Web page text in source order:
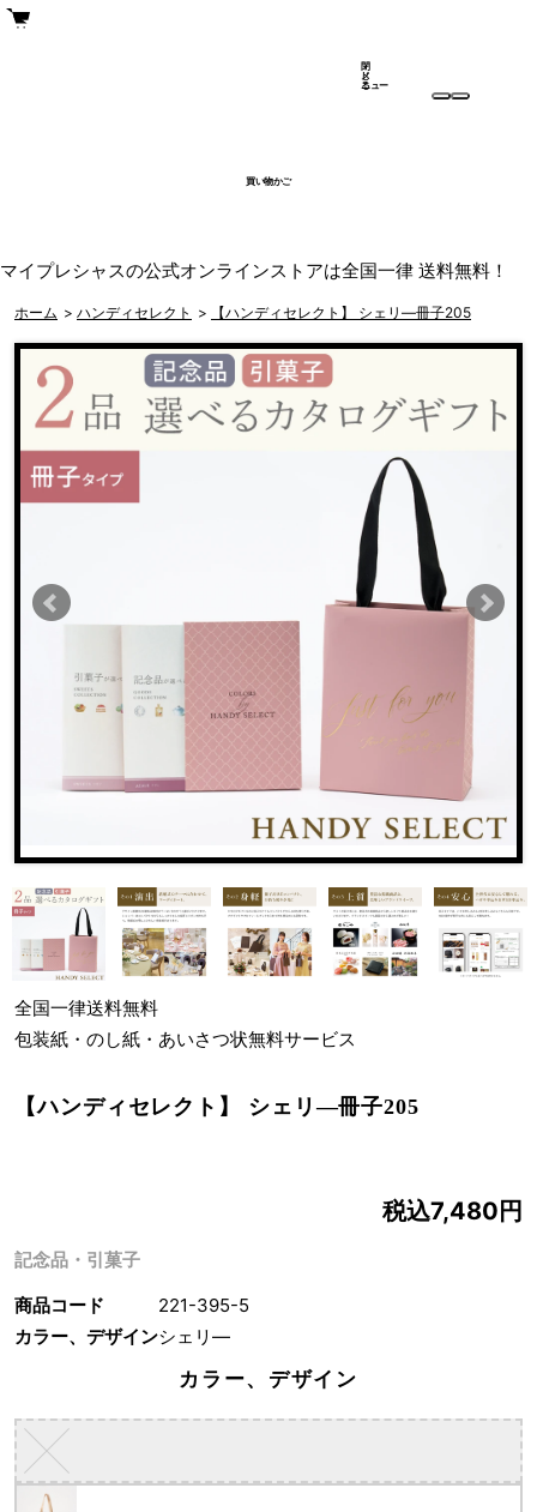
買い物かご
メ
ニュー
閉
じ
る
マイプレシャスの公式オンラインストアは全国一律 送料無料！
ホーム > ハンディセレクト > 【ハンディセレクト】 シェリ―冊子205
全国一律送料無料
包装紙・のし紙・あいさつ状無料サービス
【ハンディセレクト】 シェリ―冊子205
記念品・引菓子
税込7,480円
商品コード
221-395-5
カラー、デザインシェリ―
カラー、デザイン